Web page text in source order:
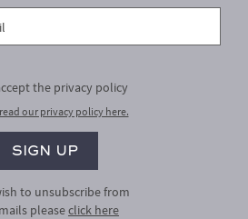
the privacy policy
our privacy policy here.
to unsubscribe from
pleaseclick here